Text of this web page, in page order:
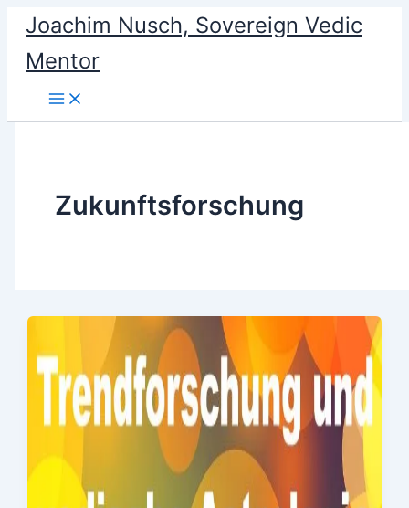
content
Joachim Nusch, Sovereign Vedic
Mentor
Zukunftsforschung